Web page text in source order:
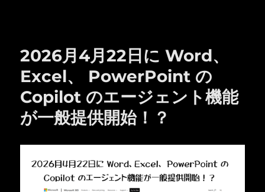
2026月4月22日に Word、
Excel、 PowerPoint の
Copilot のエージェント機能
が一般提供開始！？